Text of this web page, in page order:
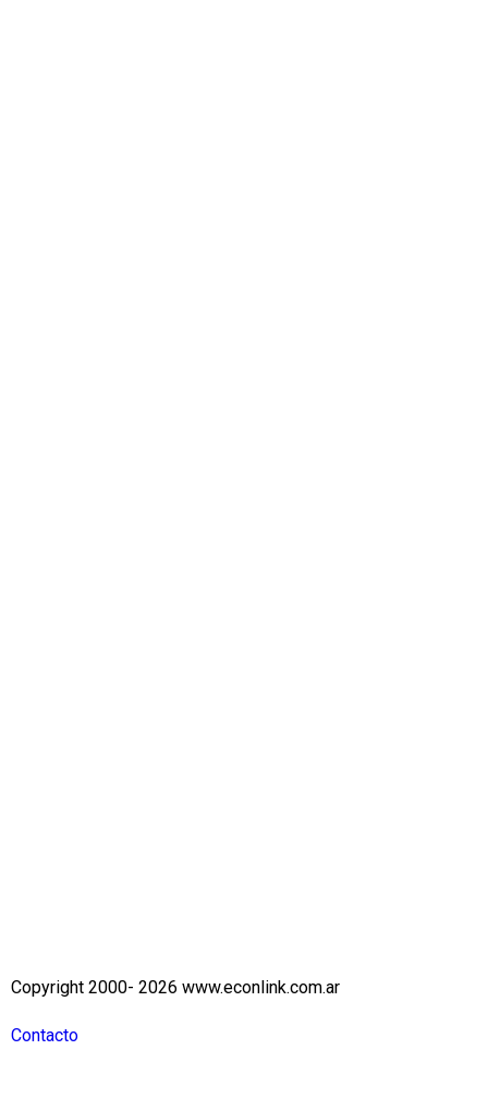
Copyright 2000- 2026 www.econlink.com.ar
Contacto